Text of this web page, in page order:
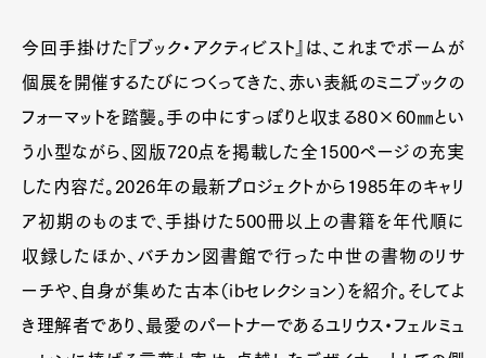
今回手掛けた『ブック・アクティビスト』は、これまでボームが
個展を開催するたびにつくってきた、赤い表紙のミニブックの
フォーマットを踏襲。手の中にすっぽりと収まる80×60㎜とい
う小型ながら、図版720点を掲載した全1500ページの充実
した内容だ。2026年の最新プロジェクトから1985年のキャリ
ア初期のものまで、手掛けた500冊以上の書籍を年代順に
収録したほか、バチカン図書館で行った中世の書物のリサ
ーチや、自身が集めた古本（ibセレクション）を紹介。そしてよ
き理解者であり、最愛のパートナーであるユリウス・フェルミュ